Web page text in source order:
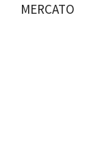
MERCATO